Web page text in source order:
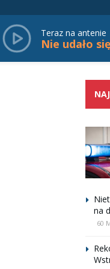
Teraz na antenie
na
60